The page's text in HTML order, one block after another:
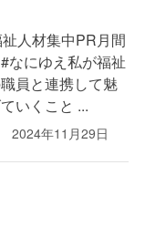
人材集中PR月間
なにゆえ私が福祉
員と連携して魅
いくこと ...
2024年11月29日